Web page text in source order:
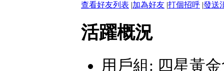
查看好友列表 |加為好友 |打個招呼 |發送
活躍概況
用戶組: 四星黃